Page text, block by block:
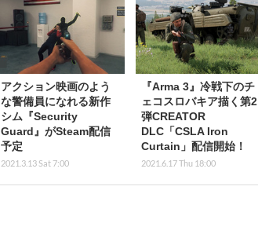
アクション映画のよう
な警備員になれる新作
シム『Security
Guard』がSteam配信
予定
2021.3.13 Sat 7:00
『Arma 3』冷戦下のチ
ェコスロバキア描く第2
弾CREATOR
DLC「CSLA Iron
Curtain」配信開始！
2021.6.17 Thu 18:00